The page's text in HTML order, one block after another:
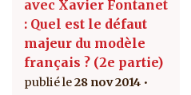
avec Xavier Fontanet
: Quel est le défaut
majeur du modèle
français ? (2e partie)
28 nov 2014